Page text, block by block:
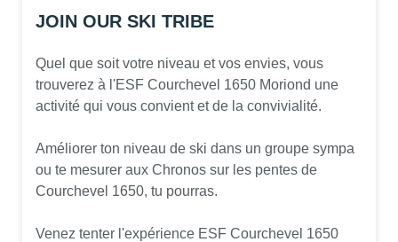
JOIN OUR SKI TRIBE
Quel que soit votre niveau et vos envies, vous
trouverez à l'ESF Courchevel 1650 Moriond une
activité qui vous convient et de la convivialité.
Améliorer ton niveau de ski dans un groupe sympa
ou te mesurer aux Chronos sur les pentes de
Courchevel 1650, tu pourras.
Venez tenter l'expérience ESF Courchevel 1650